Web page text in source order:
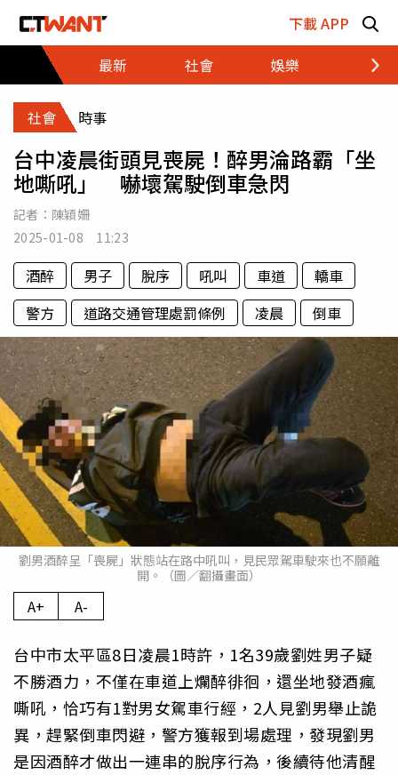
下載 APP
最新
社會 娛樂 財經
社會 時事
台中凌晨街頭見喪屍！醉男淪路霸「坐
地嘶吼」 嚇壞駕駛倒車急閃
記者： 陳穎姍
2025-01-08 11:23
酒醉 男子 脫序 吼叫 車道
轎車
警方
道路交通管理處罰條例 凌晨 倒車
劉男酒醉呈「喪屍」狀態站在路中吼叫，見民眾駕車駛來也不願離
開。（圖／翻攝畫面）
A+ A-
台中市太平區8日凌晨1時許，1名39歲劉姓男子疑
不勝酒力，不僅在車道上爛醉徘徊，還坐地發酒瘋
嘶吼，恰巧有1對男女駕車行經，2人見劉男舉止詭
異，趕緊倒車閃避，警方獲報到場處理，發現劉男
是因酒醉才做出一連串的脫序行為，後續待他清醒